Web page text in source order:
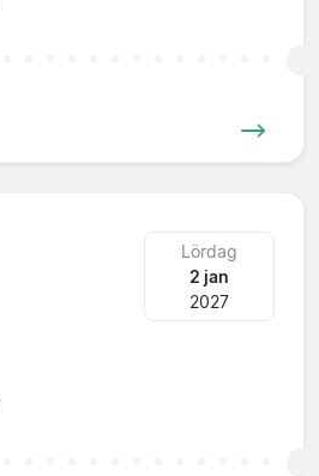
Lördag
2 jan
2027